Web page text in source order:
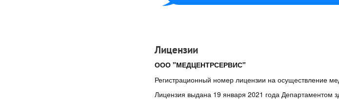
Лицензии
ООО "МЕДЦЕНТРСЕРВИС"
Регистрационный номер лицензии на осуществление
Лицензия выдана 19 января 2021 года Департаментом